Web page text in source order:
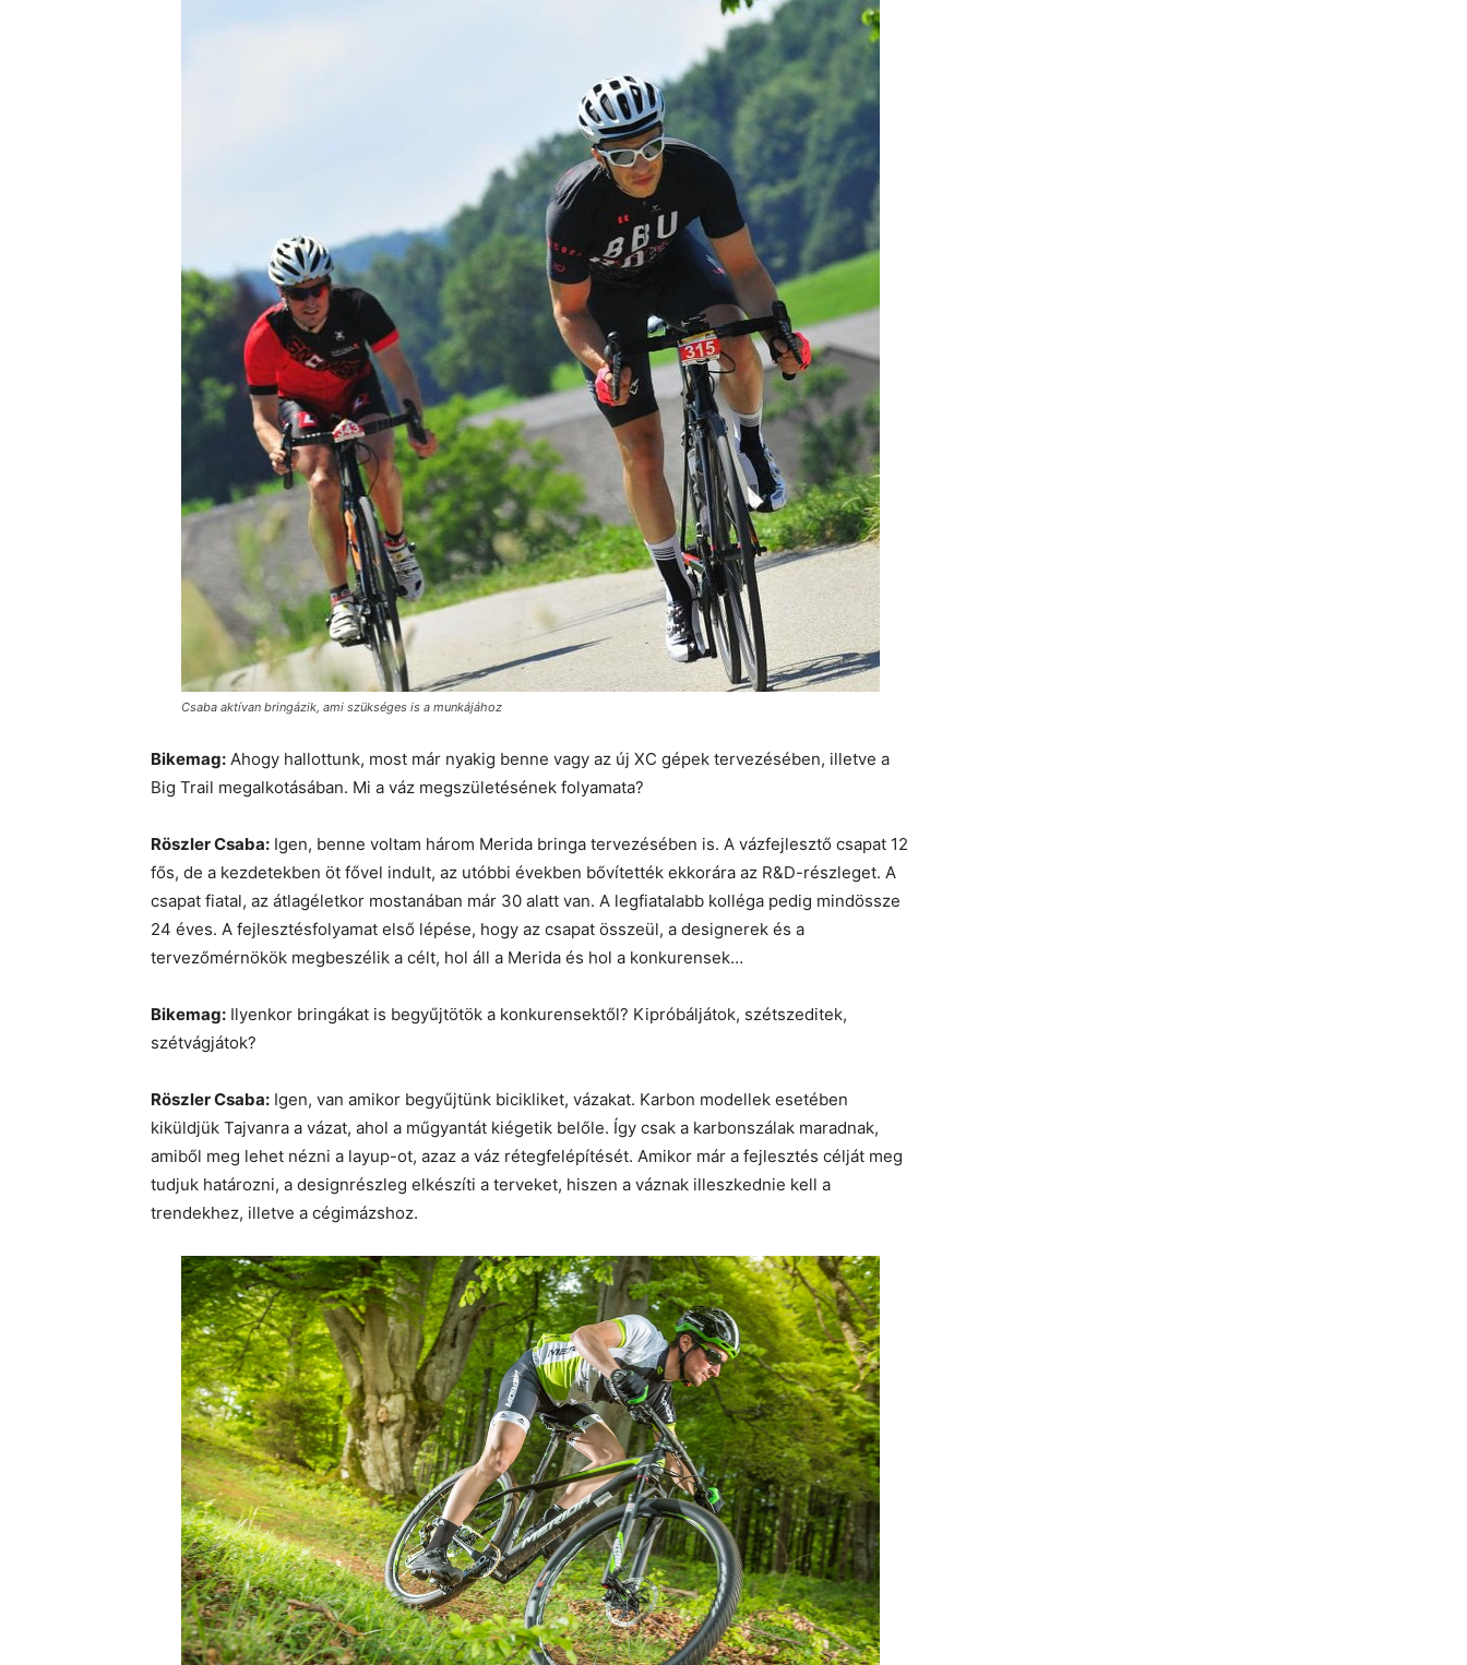
Csaba aktívan bringázik, ami szükséges is a munkájához
Bikemag: Ahogy hallottunk, most már nyakig benne vagy az új XC gépek tervezésében, illetve a
Big Trail megalkotásában. Mi a váz megszületésének folyamata?
Röszler Csaba: Igen, benne voltam három Merida bringa tervezésében is. A vázfejlesztő csapat 12
fős, de a kezdetekben öt fővel indult, az utóbbi években bővítették ekkorára az R&D-részleget. A
csapat fiatal, az átlagéletkor mostanában már 30 alatt van. A legfiatalabb kolléga pedig mindössze
24 éves. A fejlesztésfolyamat első lépése, hogy az csapat összeül, a designerek és a
tervezőmérnökök megbeszélik a célt, hol áll a Merida és hol a konkurensek…
Bikemag: Ilyenkor bringákat is begyűjtötök a konkurensektől? Kipróbáljátok, szétszeditek,
szétvágjátok?
Röszler Csaba: Igen, van amikor begyűjtünk bicikliket, vázakat. Karbon modellek esetében
kiküldjük Tajvanra a vázat, ahol a műgyantát kiégetik belőle. Így csak a karbonszálak maradnak,
amiből meg lehet nézni a layup-ot, azaz a váz rétegfelépítését. Amikor már a fejlesztés célját meg
tudjuk határozni, a designrészleg elkészíti a terveket, hiszen a váznak illeszkednie kell a
trendekhez, illetve a cégimázshoz.